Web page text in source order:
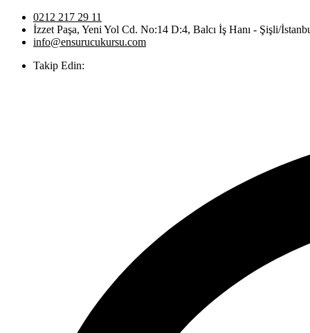
0212 217 29 11
İzzet Paşa, Yeni Yol Cd. No:14 D:4, Balcı İş Hanı - Şişli/
info@ensurucukursu.com
Takip Edin: